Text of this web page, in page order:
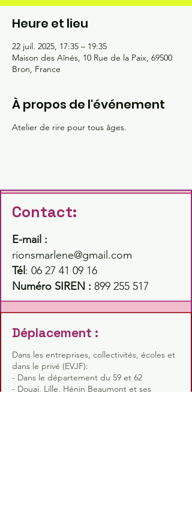
Heure et lieu
22 juil. 2025, 17:35 – 19:35
Maison des Aînés, 10 Rue de la Paix, 69500
Bron, France
À propos de l'événement
Atelier de rire pour tous âges.
Contact:
E-mail :
rionsmarlene@gmail.com
Tél : 06 27 41 09 16
Numéro SIREN : 899 255 517
Déplacement :
Dans les entreprises, collectivités, écoles et
dans le privé (EVJF):
- Dans le département du 59 et 62
- Douai, Lille, Hénin Beaumont et ses